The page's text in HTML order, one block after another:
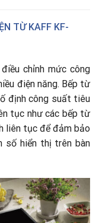
TỪ KAFF KF-
chỉnh mức công
điện năng. Bếp từ
định công suất tiêu
tục như các bếp từ
liên tục để đảm bảo
số hiển thị trên bàn